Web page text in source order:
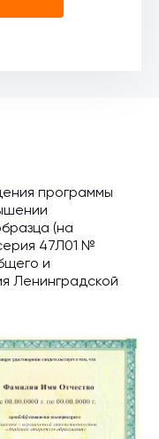
программы
(на
47Л01 №
и
Ленинградской